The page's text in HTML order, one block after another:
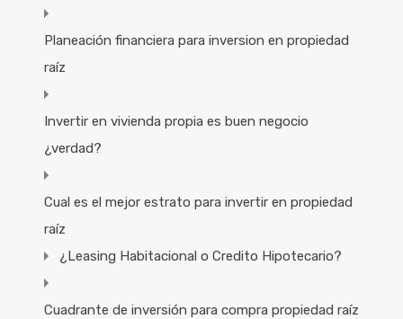
Planeación financiera para inversion en propiedad
raíz
Invertir en vivienda propia es buen negocio
¿verdad?
Cual es el mejor estrato para invertir en propiedad
raíz
¿Leasing Habitacional o Credito Hipotecario?
Cuadrante de inversión para compra propiedad raíz